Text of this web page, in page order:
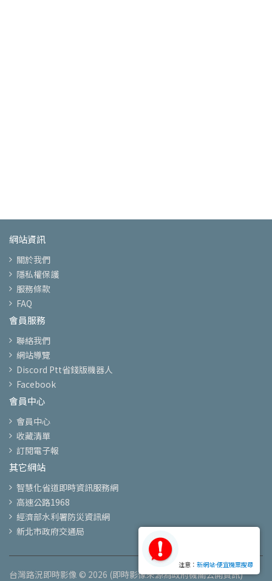
網站資訊
關於我們
隱私權保護
服務條款
FAQ
會員服務
聯絡我們
網站導覽
Discord Ptt省錢版機器人
Facebook
會員中心
會員中心
收藏清單
訂閱電子報
其它網站
智慧化省道即時資訊服務網
高速公路1968
經濟部水利署防災資訊網
新北市政府交通局
台灣路況即時影像 © 2026 (即時影像來源為政府機關公開資訊)
注意： 新網站-便宜機票搜尋